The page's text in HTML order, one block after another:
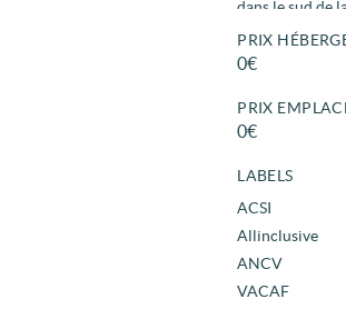
dans le sud de
dans le Sud est
en bord de mer
PRIX
0€
PRIX
0€
LABELS
ACSI
Allinclusive
ANCV
VACAF